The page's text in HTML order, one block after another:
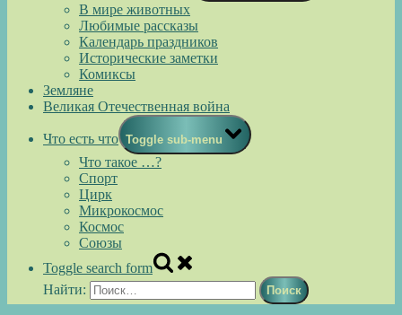
В мире животных
Любимые рассказы
Календарь праздников
Исторические заметки
Комиксы
Земляне
Великая Отечественная война
Что есть что Toggle sub-menu
Что такое …?
Спорт
Цирк
Микрокосмос
Космос
Союзы
Toggle search form
Найти: